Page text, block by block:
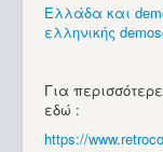
Ελλάδα και
ελληνικής
Για
εδώ :
https://